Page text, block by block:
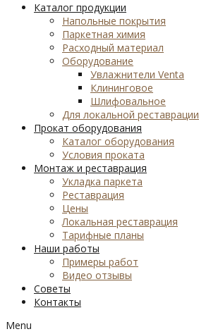
Каталог продукции
Напольные покрытия
Паркетная химия
Расходный материал
Оборудование
Увлажнители Venta
Клининговое
Шлифовальное
Для локальной реставрации
Прокат оборудования
Каталог оборудования
Условия проката
Монтаж и реставрация
Укладка паркета
Реставрация
Цены
Локальная реставрация
Тарифные планы
Наши работы
Примеры работ
Видео отзывы
Советы
Контакты
Menu